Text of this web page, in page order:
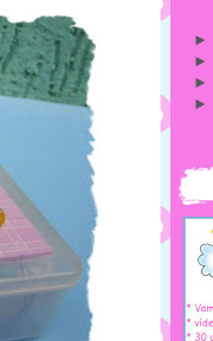
►
►
►
►